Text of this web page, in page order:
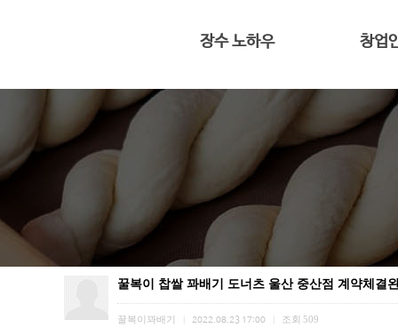
장수 노하우
전용 프리믹스
반죽과 숙성
황금빛 꽈배기
창업
대표 인
4평도 가능
창업
꿀복이 찹쌀 꽈배기 도너츠 울산 중산점 계약체결
꿀복이꽈배기 2022.08.23 17:00 조회 509